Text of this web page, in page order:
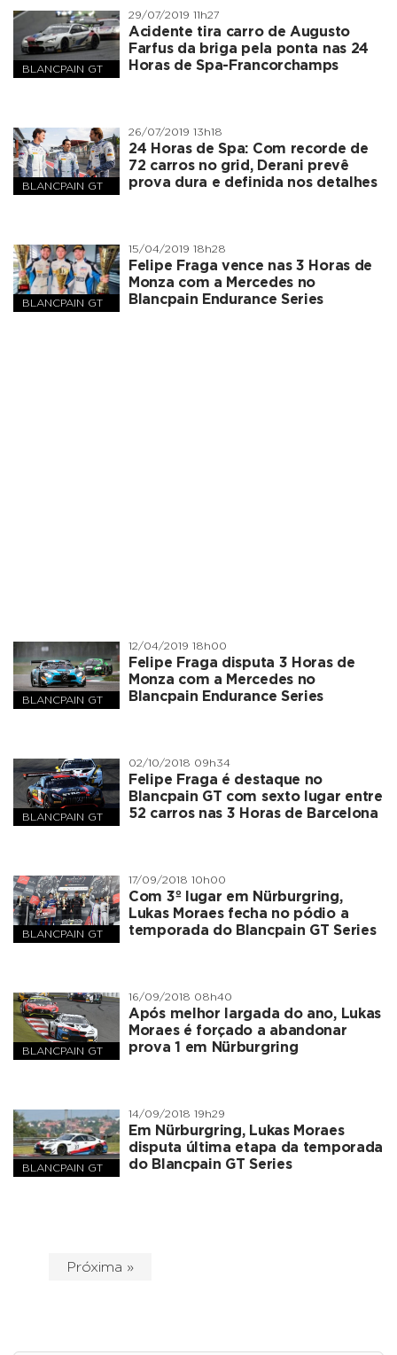
BLANCPAIN GT
29/07/2019 11h27
Acidente tira carro de Augusto
Farfus da briga pela ponta nas 24
Horas de Spa-Francorchamps
BLANCPAIN GT
26/07/2019 13h18
24 Horas de Spa: Com recorde de
72 carros no grid, Derani prevê
prova dura e definida nos detalhes
BLANCPAIN GT
15/04/2019 18h28
Felipe Fraga vence nas 3 Horas de
Monza com a Mercedes no
Blancpain Endurance Series
BLANCPAIN GT
12/04/2019 18h00
Felipe Fraga disputa 3 Horas de
Monza com a Mercedes no
Blancpain Endurance Series
BLANCPAIN GT
02/10/2018 09h34
Felipe Fraga é destaque no
Blancpain GT com sexto lugar entre
52 carros nas 3 Horas de Barcelona
BLANCPAIN GT
17/09/2018 10h00
Com 3º lugar em Nürburgring,
Lukas Moraes fecha no pódio a
temporada do Blancpain GT Series
BLANCPAIN GT
16/09/2018 08h40
Após melhor largada do ano, Lukas
Moraes é forçado a abandonar
prova 1 em Nürburgring
BLANCPAIN GT
14/09/2018 19h29
Em Nürburgring, Lukas Moraes
disputa última etapa da temporada
do Blancpain GT Series
Próxima »